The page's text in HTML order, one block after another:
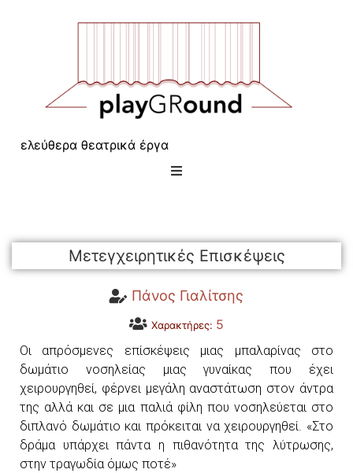
ελεύθερα θεατρικά έργα
Μετεγχειρητικές Επισκέψεις
Πάνος Γιαλίτσης
Χαρακτήρες: 5
Οι απρόσμενες επίσκέψεις μιας μπαλαρίνας στο
δωμάτιο νοσηλείας μιας γυναίκας που έχει
χειρουργηθεί, φέρνει μεγάλη αναστάτωση στον άντρα
της αλλά και σε μια παλιά φίλη που νοσηλεύεται στο
διπλανό δωμάτιο και πρόκειται να χειρουργηθεί. «Στο
δράμα υπάρχει πάντα η πιθανότητα της λύτρωσης,
στην τραγωδία όμως ποτέ»